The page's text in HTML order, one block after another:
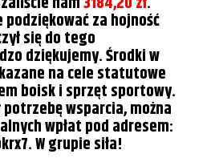
za hojność
się do tego
dziękujemy. Środki w
na cele statutowe
boisk i sprzęt sportowy.
potrzebę wsparcia, można
wpłat pod adresem:
W grupie siła!